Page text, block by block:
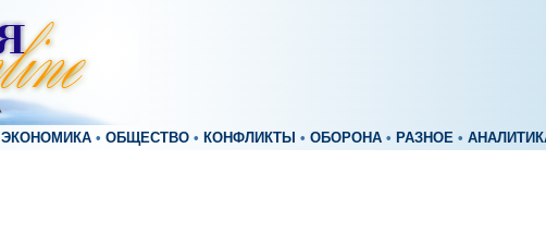
ЭКОНОМИКА • ОБЩЕСТВО • КОНФЛИКТЫ • ОБОРОНА • РАЗНОЕ •